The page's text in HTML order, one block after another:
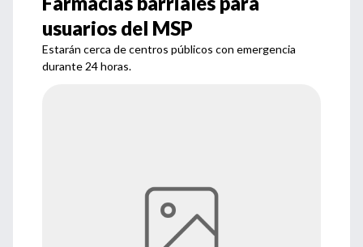
usuarios del MSP
Estarán cerca de centros públicos con emergencia
durante 24 horas.